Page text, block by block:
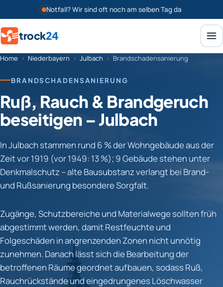
Notfall? Wir sind oft noch am selben Tag da
trock24
Home › Niederbayern › Julbach › Brandschadensanierung
BRANDSCHADENSANIERUNG
Ruß, Rauch & Brandgeruch
beseitigen – Julbach
In Julbach stammen rund 6 % der Wohngebäude aus der
Zeit vor 1919 (vor 1949: 13 %); 9 Gebäude stehen unter
Denkmalschutz – alte Bausubstanz verlangt bei Brand-
und Rußsanierung besondere Sorgfalt.
Zugänge, Schutzbereiche und Materialwege sollten früh
abgestimmt werden, damit Restfeuchte und
Folgeschäden in angrenzenden Zonen nicht unnötig
zunehmen. Danach lässt sich die Bearbeitung der
betroffenen Räume geordnet aufbauen, sodass Ruß,
Rauchrückstände und eingedrungenes Löschwasser